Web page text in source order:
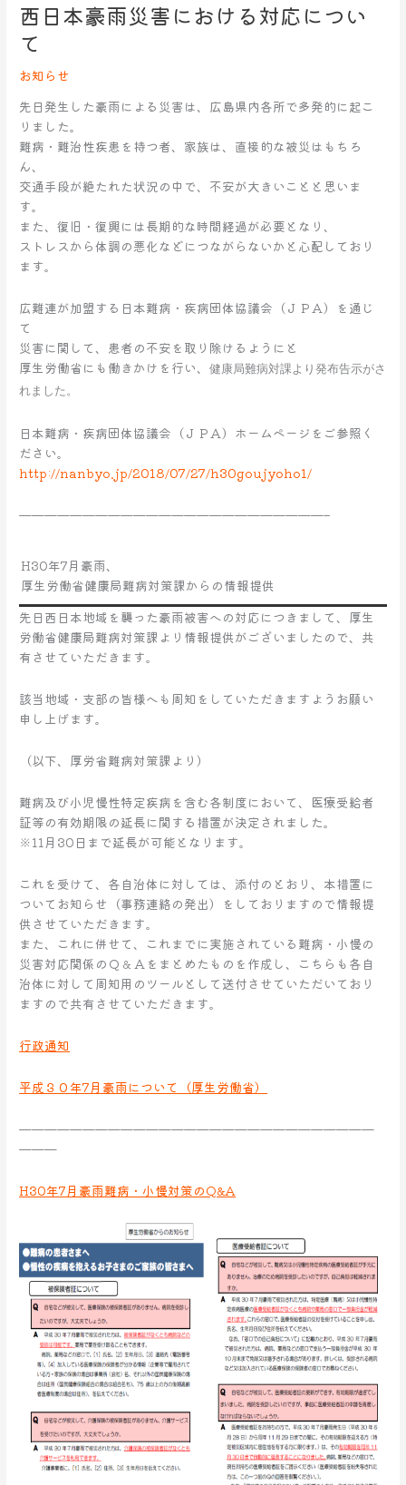
西日本豪雨災害における対応につい
て
お知らせ
先日発生した豪雨による災害は、広島県内各所で多発的に起こ
りました。
難病・難治性疾患を持つ者、家族は、直接的な被災はもちろ
ん、
交通手段が絶たれた状況の中で、不安が大きいことと思いま
す。
また、復旧・復興には長期的な時間経過が必要となり、
ストレスから体調の悪化などにつながらないかと心配しており
ます。
広難連が加盟する日本難病・疾病団体協議会（ＪＰＡ）を通じ
て
災害に関して、患者の不安を取り除けるようにと
厚生労働省にも働きかけを行い、健康局難病対課より発布告示がさ
れました。
日本難病・疾病団体協議会（ＪＰＡ）ホームページをご参照く
ださい。
http://nanbyo.jp/2018/07/27/h30goujyoho1/
————————————————————————–
H30年7月豪雨、
厚生労働省健康局難病対策課からの情報提供
先日西日本地域を襲った豪雨被害への対応につきまして、厚生
労働省健康局難病対策課より情報提供がございましたので、共
有させていただきます。
該当地域・支部の皆様へも周知をしていただきますようお願い
申し上げます。
（以下、厚労省難病対策課より）
難病及び小児慢性特定疾病を含む各制度において、医療受給者
証等の有効期限の延長に関する措置が決定されました。
※11月30日まで延長が可能となります。
これを受けて、各自治体に対しては、添付のとおり、本措置に
ついてお知らせ（事務連絡の発出）をしておりますので情報提
供させていただきます。
また、これに併せて、これまでに実施されている難病・小慢の
災害対応関係のＱ＆Ａをまとめたものを作成し、こちらも各自
治体に対して周知用のツールとして送付させていただいており
ますので共有させていただきます。
行政通知
平成３０年7月豪雨について（厚生労働省）
————————————————————————————
———
H30年7月豪雨難病・小慢対策のQ&A
西
日
本
豪
災
害
に
お
け
る
対
応
に
い
て